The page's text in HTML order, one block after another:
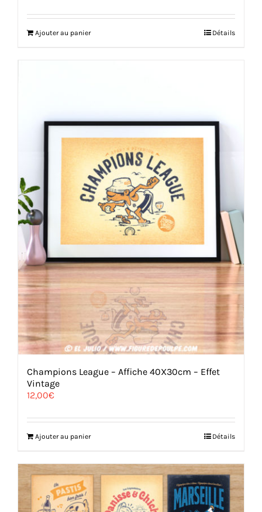
Ajouter au panier Détails
Champions League – Affiche 40X30cm – Effet
Vintage
12,00€
Ajouter au panier Détails